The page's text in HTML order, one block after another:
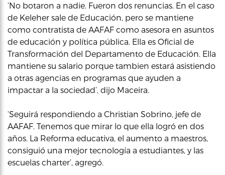
‘No botaron a nadie. Fueron dos renuncias. En el caso
de Keleher sale de Educación, pero se mantiene
como contratista de AAFAF como asesora en asuntos
de educación y política pública. Ella es Oficial de
Transformación del Departamento de Educación. Ella
mantiene su salario porque tambien estará asistiendo
a otras agencias en programas que ayuden a
impactar a la sociedad’, dijo Maceira.
‘Seguirá respondiendo a Christian Sobrino, jefe de
AAFAF. Tenemos que mirar lo que ella logró en dos
años. La Reforma educativa, el aumento a maestros,
consiguió una mejor tecnología a estudiantes, y las
escuelas charter’, agregó.